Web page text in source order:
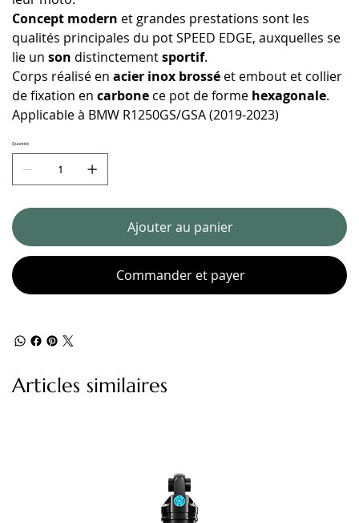
Concept modern et grandes prestations sont les
qualités principales du pot SPEED EDGE, auxquelles se
lie un son distinctementsportif.
Corps réalisé en acier inox brossé et embout et collier
de fixation en carbone ce pot de forme hexagonale.
Applicable à BMW R1250GS/GSA (2019-2023)
Quantité
Ajouter au panier
Commander et payer
Articles similaires